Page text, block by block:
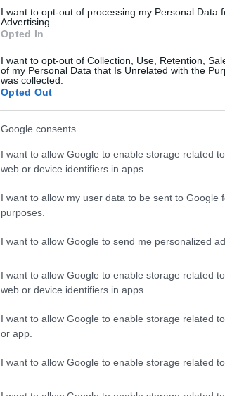
I want to opt-out of processing my Personal Data
Advertising.
Opted In
I want to opt-out of Collection, Use, Retention,
of my Personal Data that Is Unrelated with the
was collected.
Opted Out
Google consents
I want to allow Google to enable storage related
web or device identifiers in apps.
I want to allow my user data to be sent to Google
purposes.
I want to allow Google to send me personalized
I want to allow Google to enable storage related
web or device identifiers in apps.
I want to allow Google to enable storage related
or app.
I want to allow Google to enable storage related